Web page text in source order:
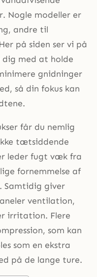
Nogle modeller er
andre til
på siden ser vi på
med at holde
gnidninger
så din fokus kan
får du nemlig
tætsiddende
leder fugt væk fra
fornemmelse af
Samtidig giver
ventilation,
irritation. Flere
som kan
som en ekstra
på de lange ture.